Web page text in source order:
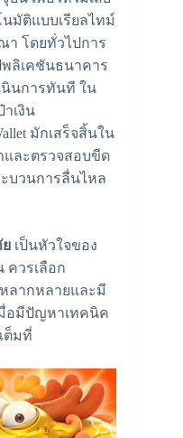
มัติแบบเรียลไทม์
โดยทั่วไปการ
ลิเคชันธนาคาร
นินการทันที ใน
เงิน
มักเสร็จสิ้นใน
ละตรวจสอบขีด
บวนการลื่นไหล
เป็นหัวใจของ
ควรเลือก
ลากหลายและมี
อมีปัญหาเทคนิค
ต็มที่